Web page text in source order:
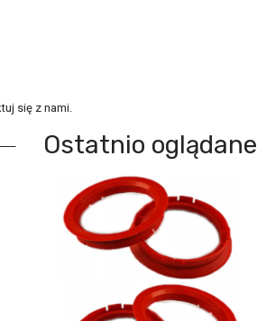
się z nami.
Ostatnio oglądane